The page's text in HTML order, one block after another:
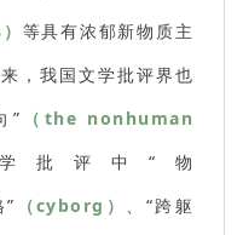
等具有浓郁新物质主
，我国文学批评界也
” （the nonhuman
批评中“物
（cyborg） 、“跨躯